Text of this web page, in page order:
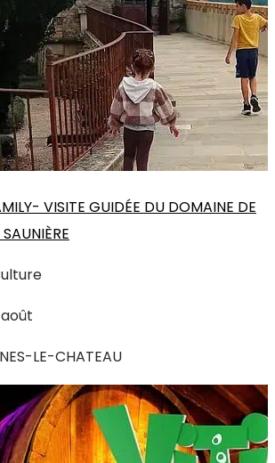
VISITE GUIDÉE DU DOMAINE DE
SAUNIÈRE
août
LE-CHATEAU